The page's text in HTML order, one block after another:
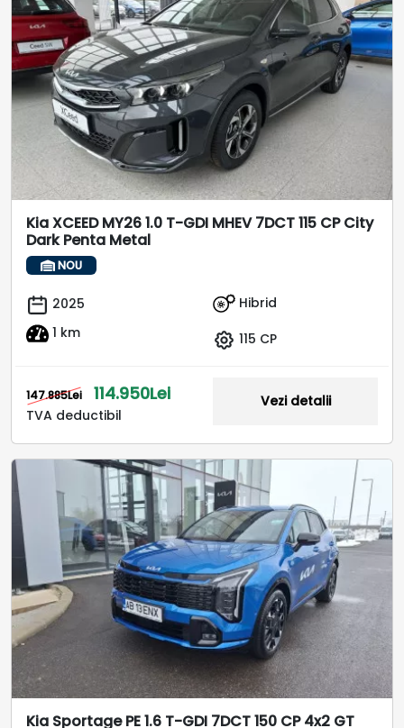
Kia XCEED MY26 1.0 T-GDI MHEV 7DCT 115 CP City
Dark Penta Metal
NOU
2025
1 km
Hibrid
115 CP
147.885Lei 114.950Lei
TVA deductibil
Vezi detalii
Kia Sportage PE 1.6 T-GDI 7DCT 150 CP 4x2 GT